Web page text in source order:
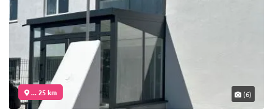
... 25 km (6)